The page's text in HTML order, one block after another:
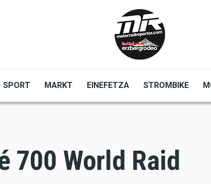
SPORT MARKT EINEFETZA STROMBIKE
700 World Raid